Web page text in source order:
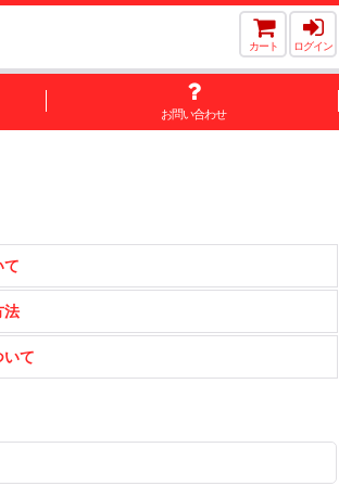
カート ログイン
お問い合わせ
て
法
いて